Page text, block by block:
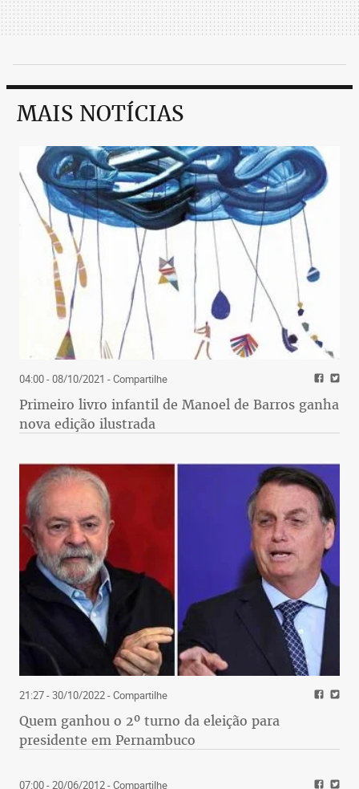
MAIS NOTÍCIAS
04:00 - 08/10/2021 - Compartilhe
Primeiro livro infantil de Manoel de Barros ganha
nova edição ilustrada
21:27 - 30/10/2022- Compartilhe
Quem ganhou o 2º turno da eleição para
presidente em Pernambuco
07:00 - 20/06/2012- Compartilhe